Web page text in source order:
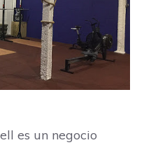
es un negocio